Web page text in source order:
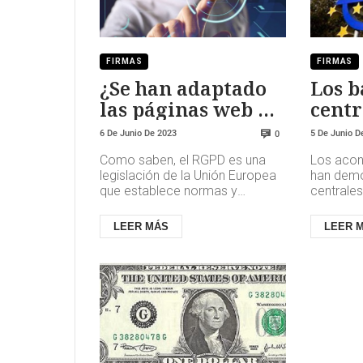
FIRMAS
¿Se han adaptado
las páginas web al
RGPD?
6 De Junio De 2023 0
Como saben, el RGPD es una
legislación de la Unión Europea
que establece normas y
de los datos personales de los
...
LEER MÁS
FIRMAS
Los
5 De Junio
Los
han
LEER